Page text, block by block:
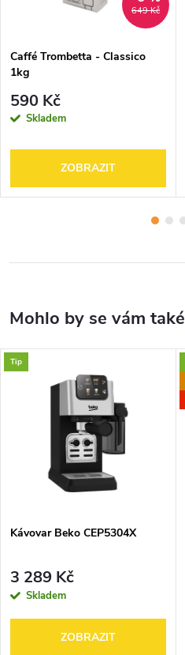
649 Kč
Caffé Trombetta - Classico
1kg
590 Kč
Skladem
ZOBRAZIT
Tip
Kávovar Beko CEP5304X
3 289 Kč
Skladem
ZOBRAZIT